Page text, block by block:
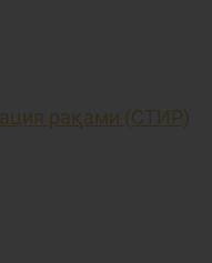
рақами (СТИР)